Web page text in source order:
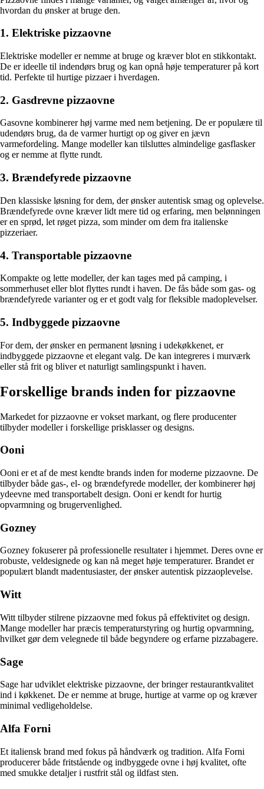
hvordan du ønsker at bruge den.
1. Elektriske pizzaovne
Elektriske modeller er nemme at bruge og kræver blot en stikkontakt.
De er ideelle til indendørs brug og kan opnå høje temperaturer på kort
tid. Perfekte til hurtige pizzaer i hverdagen.
2. Gasdrevne pizzaovne
Gasovne kombinerer høj varme med nem betjening. De er populære til
udendørs brug, da de varmer hurtigt op og giver en jævn
varmefordeling. Mange modeller kan tilsluttes almindelige gasflasker
og er nemme at flytte rundt.
3. Brændefyrede pizzaovne
Den klassiske løsning for dem, der ønsker autentisk smag og oplevelse.
Brændefyrede ovne kræver lidt mere tid og erfaring, men belønningen
er en sprød, let røget pizza, som minder om dem fra italienske
pizzeriaer.
4. Transportable pizzaovne
Kompakte og lette modeller, der kan tages med på camping, i
sommerhuset eller blot flyttes rundt i haven. De fås både som gas- og
brændefyrede varianter og er et godt valg for fleksible madoplevelser.
5. Indbyggede pizzaovne
For dem, der ønsker en permanent løsning i udekøkkenet, er
indbyggede pizzaovne et elegant valg. De kan integreres i murværk
eller stå frit og bliver et naturligt samlingspunkt i haven.
Forskellige brands inden for pizzaovne
Markedet for pizzaovne er vokset markant, og flere producenter
tilbyder modeller i forskellige prisklasser og designs.
Ooni
Ooni er et af de mest kendte brands inden for moderne pizzaovne. De
tilbyder både gas-, el- og brændefyrede modeller, der kombinerer høj
ydeevne med transportabelt design. Ooni er kendt for hurtig
opvarmning og brugervenlighed.
Gozney
Gozney fokuserer på professionelle resultater i hjemmet. Deres ovne er
robuste, veldesignede og kan nå meget høje temperaturer. Brandet er
populært blandt madentusiaster, der ønsker autentisk pizzaoplevelse.
Witt
Witt tilbyder stilrene pizzaovne med fokus på effektivitet og design.
Mange modeller har præcis temperaturstyring og hurtig opvarmning,
hvilket gør dem velegnede til både begyndere og erfarne pizzabagere.
Sage
Sage har udviklet elektriske pizzaovne, der bringer restaurantkvalitet
ind i køkkenet. De er nemme at bruge, hurtige at varme op og kræver
minimal vedligeholdelse.
Alfa Forni
Et italiensk brand med fokus på håndværk og tradition. Alfa Forni
producerer både fritstående og indbyggede ovne i høj kvalitet, ofte
med smukke detaljer i rustfrit stål og ildfast sten.